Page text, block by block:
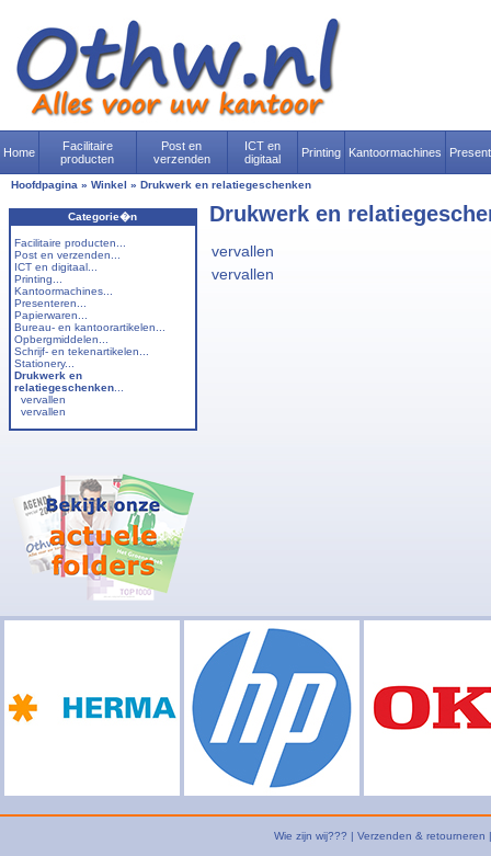
Home
Facilitaire
producten
Post en
verzenden
ICT en
digitaal
Printing Kantoormachines
Hoofdpagina » Winkel » Drukwerk en relatiegeschenken
Categorie�n
Facilitaire producten...
Post en verzenden...
ICT en digitaal...
Printing...
Kantoormachines...
Presenteren...
Papierwaren...
Bureau- en kantoorartikelen...
Opbergmiddelen...
Schrijf- en tekenartikelen...
Stationery...
Drukwerk en
relatiegeschenken
vervallen
vervallen
Drukwerk en
vervallen
vervallen
Wie zijn wij??? | Verzenden & retourneren